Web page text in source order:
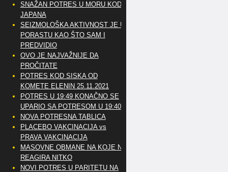
SNAŽAN POTRES U MORU KOD
JAPANA
SEIZMOLOŠKA AKTIVNOST JE U
PORASTU KAO ŠTO SAM I
PREDVIDIO
OVO JE NAJVAŽNIJE DA
PROČITATE
POTRES KOD SISKA OD
KOMETE ELENIN 25.11.2021
POTRES U 19:49 KONAČNO SE
UPARIO SA POTRESOM U 19:40
NOVA POTRESNA TABLICA
PLACEBO VAKCINACIJA vs
PRAVA VAKCINACIJA
MASOVNE OBMANE NA KOJE NE
REAGIRA NITKO
NOVI POTRES U PARITETU NA